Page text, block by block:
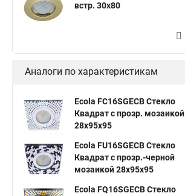
встр. 30x80
Аналоги по характеристикам
Ecola FC16SGECB Стекло
Квадрат с прозр. мозаикой
28x95x95
Ecola FU16SGECB Стекло
Квадрат с прозр.-черной
мозаикой 28x95x95
Ecola FQ16SGECB Стекло